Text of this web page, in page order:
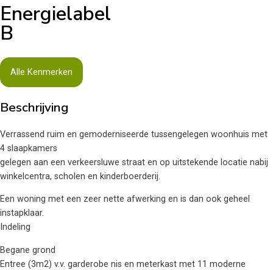
Energielabel
B
Alle Kenmerken
Beschrijving
Verrassend ruim en gemoderniseerde tussengelegen woonhuis met
4 slaapkamers
gelegen aan een verkeersluwe straat en op uitstekende locatie nabij
winkelcentra, scholen en kinderboerderij.
Een woning met een zeer nette afwerking en is dan ook geheel
instapklaar.
Indeling
Begane grond
Entree (3m2) v.v. garderobe nis en meterkast met 11 moderne